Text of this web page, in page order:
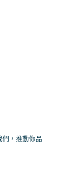
，推動你品